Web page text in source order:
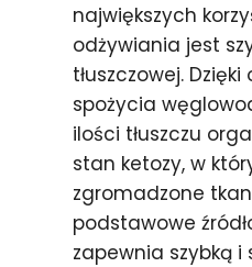
największych
odżywiania jest
tłuszczowej.
spożycia
ilości tłuszczu
stan ketozy, w
zgromadzone
podstawowe
zapewnia szybką